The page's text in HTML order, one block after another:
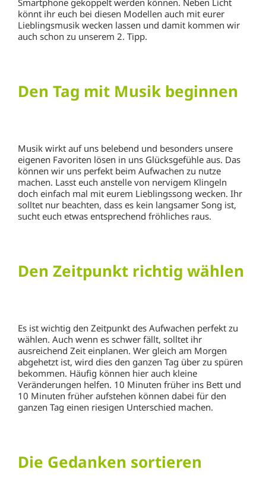
Smartphone gekoppelt werden können. Neben Licht
könnt ihr euch bei diesen Modellen auch mit eurer
Lieblingsmusik wecken lassen und damit kommen wir
auch schon zu unserem 2. Tipp.
Den Tag mit Musik beginnen
Musik wirkt auf uns belebend und besonders unsere
eigenen Favoriten lösen in uns Glücksgefühle aus. Das
können wir uns perfekt beim Aufwachen zu nutze
machen. Lasst euch anstelle von nervigem Klingeln
doch einfach mal mit eurem Lieblingssong wecken. Ihr
solltet nur beachten, dass es kein langsamer Song ist,
sucht euch etwas entsprechend fröhliches raus.
Den Zeitpunkt richtig wählen
Es ist wichtig den Zeitpunkt des Aufwachen perfekt zu
wählen. Auch wenn es schwer fällt, solltet ihr
ausreichend Zeit einplanen. Wer gleich am Morgen
abgehetzt ist, wird dies den ganzen Tag über zu spüren
bekommen. Häufig können hier auch kleine
Veränderungen helfen. 10 Minuten früher ins Bett und
10 Minuten früher aufstehen können dabei für den
ganzen Tag einen riesigen Unterschied machen.
Die Gedanken sortieren